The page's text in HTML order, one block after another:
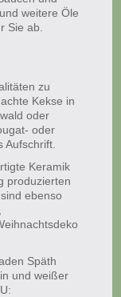
weitere Öle
Sie ab.
zu
Kekse in
oder
oder
Aufschrift.
Keramik
produzierten
ebenso
Späth
und weißer